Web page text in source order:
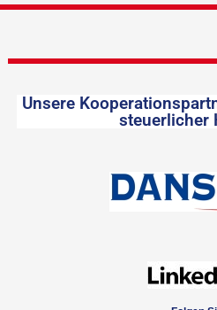
Unsere
steuerlicher